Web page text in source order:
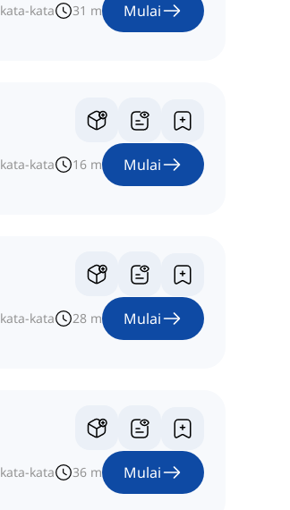
kata-kata 31 m Mulai
kata-kata 16 m Mulai
kata-kata 28 m Mulai
kata-kata 36 m Mulai